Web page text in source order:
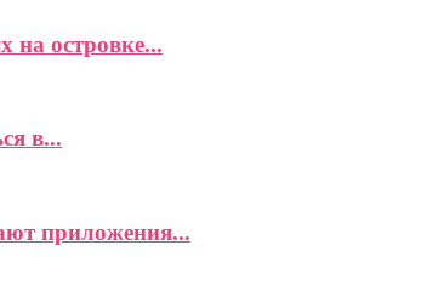
на островке...
в...
приложения...